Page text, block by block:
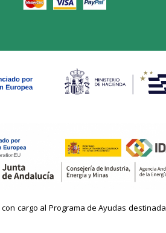
con cargo al Programa de Ayudas